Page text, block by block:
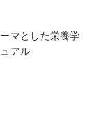
マとした栄養学
アル